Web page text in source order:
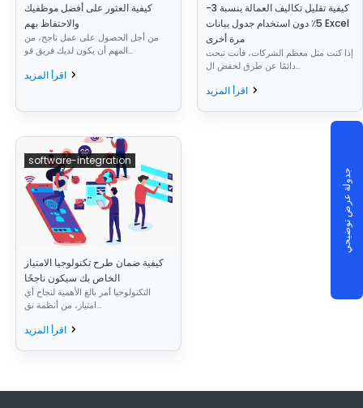
كيفية العثور على أفضل موظفيك
والاحتفاظ بهم
من أجل الحصول على عمل ناجح، من
المهم أن يكون لديك فريق قو...
اقرأ المزيد
كيفية تقليل تكاليف العمالة بنسبة 3-
5٪ دون استخدام جدول بيانات Excel
مرة أخرى
إذا كنت مثل معظم الشركات، فأنت تبحث
دائمًا عن طرق لخفض ال...
اقرأ المزيد
software-integration
كيفية ضمان طرح تكنولوجيا الامتياز
الخاص بك سيكون ناجحًا
التكنولوجيا أمر بالغ الأهمية لنجاح أي
امتياز، من أنظمة نق...
اقرأ المزيد
جدولة عرض توضيحي